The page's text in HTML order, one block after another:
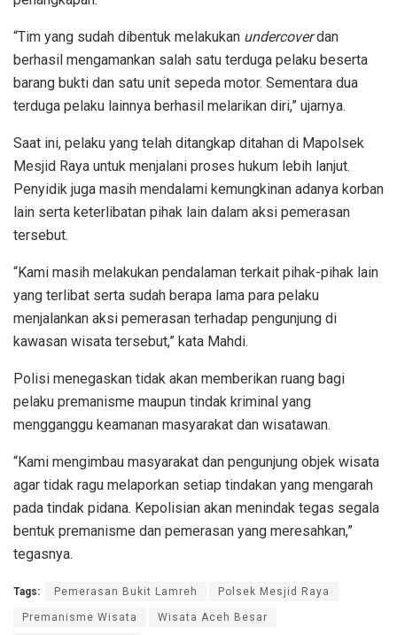
“Tim yang sudah dibentuk melakukan undercoverdan
berhasil mengamankan salah satu terduga pelaku beserta
barang bukti dan satu unit sepeda motor. Sementara dua
terduga pelaku lainnya berhasil melarikan diri,” ujarnya.
Saat ini, pelaku yang telah ditangkap ditahan di Mapolsek
Mesjid Raya untuk menjalani proses hukum lebih lanjut.
Penyidik juga masih mendalami kemungkinan adanya korban
lain serta keterlibatan pihak lain dalam aksi pemerasan
tersebut.
“Kami masih melakukan pendalaman terkait pihak-pihak lain
yang terlibat serta sudah berapa lama para pelaku
menjalankan aksi pemerasan terhadap pengunjung di
kawasan wisata tersebut,” kata Mahdi.
Polisi menegaskan tidak akan memberikan ruang bagi
pelaku premanisme maupun tindak kriminal yang
mengganggu keamanan masyarakat dan wisatawan.
“Kami mengimbau masyarakat dan pengunjung objek wisata
agar tidak ragu melaporkan setiap tindakan yang mengarah
pada tindak pidana. Kepolisian akan menindak tegas segala
bentuk premanisme dan pemerasan yang meresahkan,”
tegasnya.
Tags: Pemerasan Bukit Lamreh Polsek Mesjid Raya
Premanisme Wisata Wisata Aceh Besar